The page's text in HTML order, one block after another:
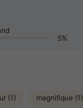
5%
(1) magnifique (1)